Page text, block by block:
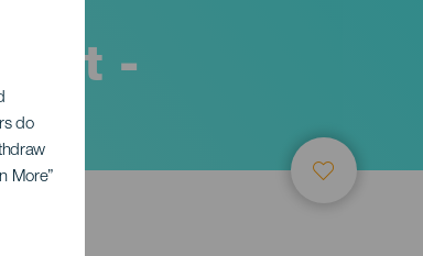
do
More”
-